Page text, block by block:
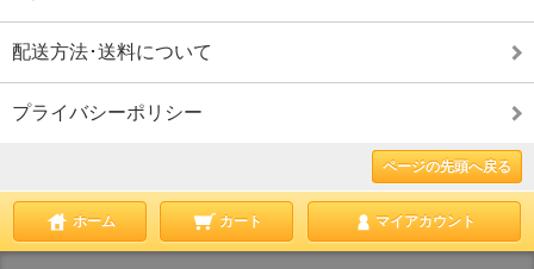
配送方法･送料について
プライバシーポリシー
ページの先頭へ戻る
ホーム カート マイアカウント